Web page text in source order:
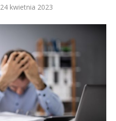
24 kwietnia 2023